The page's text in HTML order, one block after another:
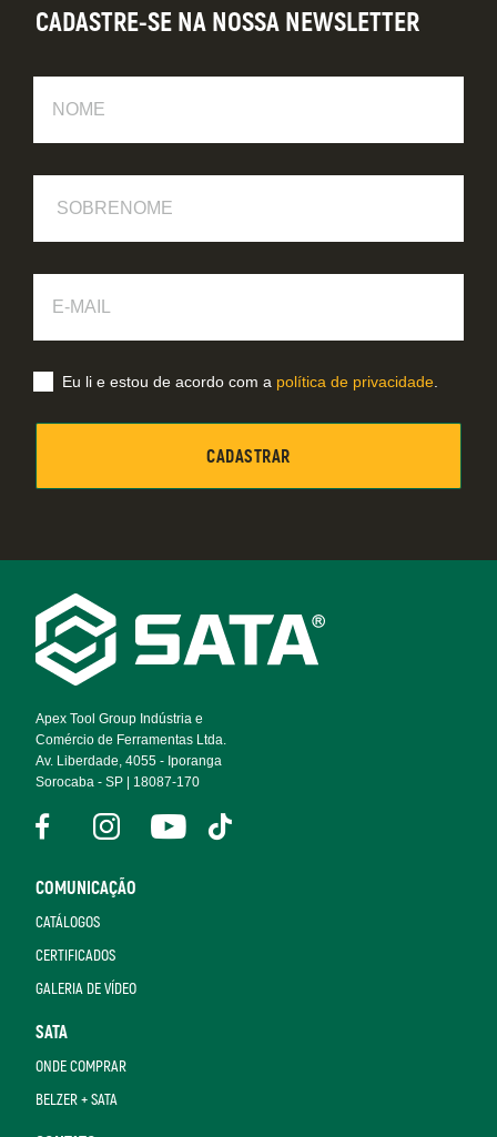
Footer
Navigation
Apex Tool Group Indústria e
Comércio de Ferramentas Ltda.
Av. Liberdade, 4055 - Iporanga
Sorocaba - SP | 18087-170
COMUNICAÇÃO
CATÁLOGOS
CERTIFICADOS
GALERIA DE VÍDEO
SATA
ONDE COMPRAR
BELZER + SATA
CADASTRE-SE NA NOSSA NEWSLETTER
Mail
Eu li e estou de acordo com a política de privacidade